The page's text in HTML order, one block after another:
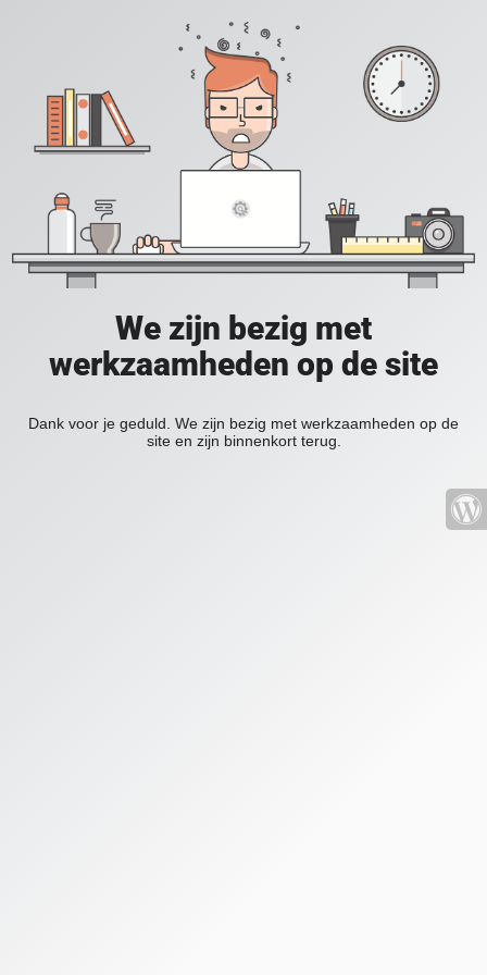
We zijn bezig met
werkzaamheden op de site
Dank voor je geduld. We zijn bezig met werkzaamheden op de
site en zijn binnenkort terug.